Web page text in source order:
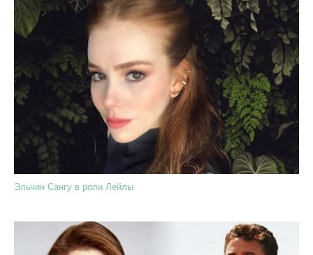
Эльчин Сангу в роли Лейлы